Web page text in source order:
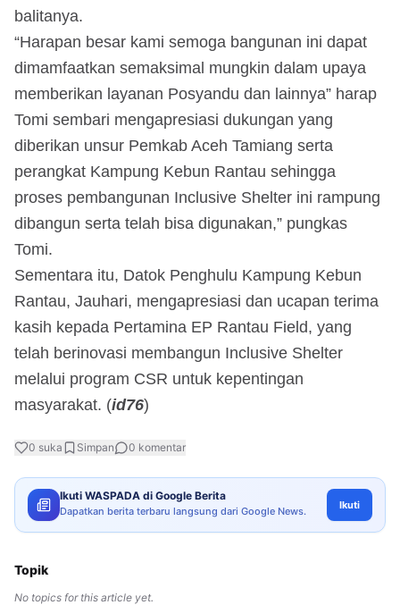
balitanya.
“Harapan besar kami semoga bangunan ini dapat
dimamfaatkan semaksimal mungkin dalam upaya
memberikan layanan Posyandu dan lainnya” harap
Tomi sembari mengapresiasi dukungan yang
diberikan unsur Pemkab Aceh Tamiang serta
perangkat Kampung Kebun Rantau sehingga
proses pembangunan Inclusive Shelter ini rampung
dibangun serta telah bisa digunakan,” pungkas
Tomi.
Sementara itu, Datok Penghulu Kampung Kebun
Rantau, Jauhari, mengapresiasi dan ucapan terima
kasih kepada Pertamina EP Rantau Field, yang
telah berinovasi membangun Inclusive Shelter
melalui program CSR untuk kepentingan
masyarakat. (id76)
0 suka Simpan 0 komentar
Ikuti WASPADA di Google Berita
Dapatkan berita terbaru langsung dari Google News. Ikuti
Topik
No topics for this article yet.